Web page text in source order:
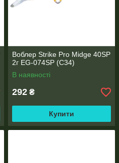
Воблер Strike Pro Midge 40SP
2г EG-074SP (C34)
В наявності
292 ₴
Купити